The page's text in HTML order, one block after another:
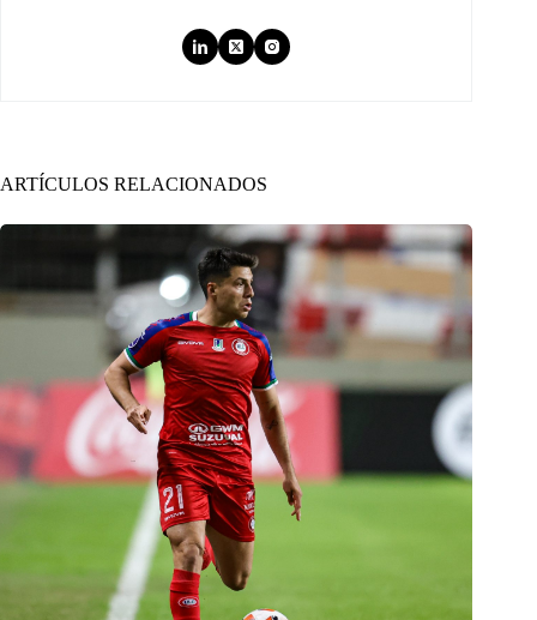
ARTÍCULOS RELACIONADOS